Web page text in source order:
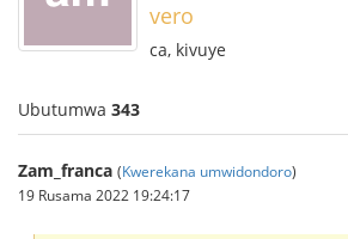
vero
ca, kivuye
Ubutumwa 343
Zam_franca (Kwerekana umwidondoro)
19 Rusama 2022 19:24:17